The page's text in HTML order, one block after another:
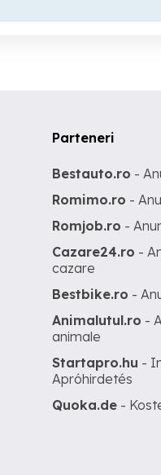
Parteneri
Bestauto.ro -
Romimo.ro -
Romjob.ro -
Cazare24.ro -
cazare
Bestbike.ro -
Animalutul.ro -
animale
Startapro.hu -
Apróhirdetés
Quoka.de -